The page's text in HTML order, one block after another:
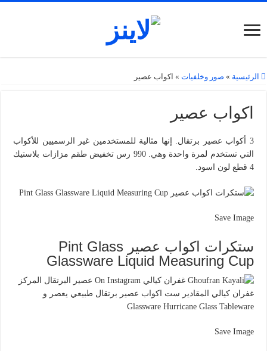
الرئيسية » صور وخلفيات » اكواب عصير
اكواب عصير
3 أكواب عصير برتقال. إنها مثالية للمستخدمين غير الرسميين للأكواب
التي تستخدم لمرة واحدة وهي. 990 رس تخفيض طقم مزازات بلاستيك
4 قطع لون اسود.
Save Image
ستكرات اكواب عصير Pint Glass
Glassware Liquid Measuring Cup
Save Image